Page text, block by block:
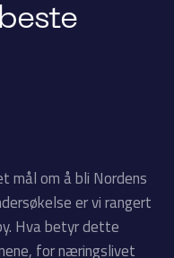
mål om å bli Nordens
er vi rangert
Hva betyr dette
for næringslivet